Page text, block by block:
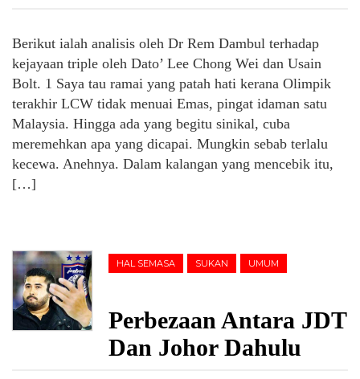
Berikut ialah analisis oleh Dr Rem Dambul terhadap
kejayaan triple oleh Dato’ Lee Chong Wei dan Usain
Bolt. 1 Saya tau ramai yang patah hati kerana Olimpik
terakhir LCW tidak menuai Emas, pingat idaman satu
Malaysia. Hingga ada yang begitu sinikal, cuba
meremehkan apa yang dicapai. Mungkin sebab terlalu
kecewa. Anehnya. Dalam kalangan yang mencebik itu,
[…]
HAL SEMASA SUKAN UMUM
Perbezaan Antara JDT
Dan Johor Dahulu